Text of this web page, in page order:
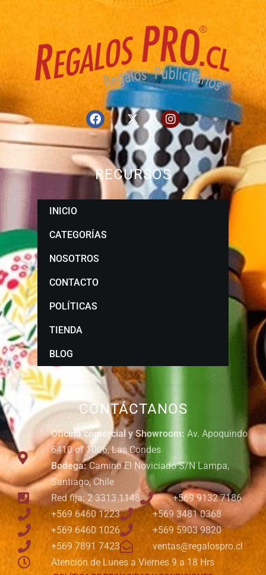
CONTÁCTANOS
Oficina comercial y Showroom: Av. Apoquindo
6410 of 1006, Las Condes
Bodega:Camino El Noviciado S/N Lampa,
Santiago, Chile
Red fija: 2 3313 1148
+569 9132 7186
+569 6460 1223
+569 3481 0368
+569 6460 1026
+569 5903 9820
+569 7891 7423
ventas@regalospro.cl
Atención de Lunes a Viernes 9 a 18 Hrs
RECURSOS
INICIO
CATEGORÍAS
NOSOTROS
CONTACTO
POLÍTICAS
TIENDA
BLOG